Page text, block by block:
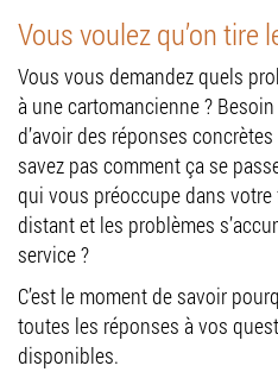
Vous voulez qu’on tire
Vous vous demandez quels
à une cartomancienne ?
d’avoir des réponses
savez pas comment ça se
qui vous préoccupe dans
distant et les problèmes
service ?
C’est le moment de savoir
toutes les réponses à vos
disponibles.